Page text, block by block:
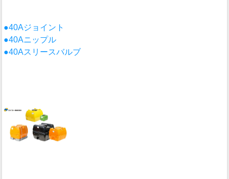
●40Aジョイント
●40Aニップル
●40Aスリースバルブ